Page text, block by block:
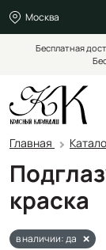
Москва
Бесплатная
Главная
краска
в наличии: да